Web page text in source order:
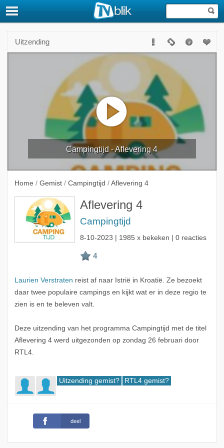
Uitzending
Campingtijd - Aflevering 4
Home / Gemist / Campingtijd / Aflevering 4
Aflevering 4
Campingtijd
8-10-2023 | 1985 x bekeken | 0 reacties
Laurien Verstraten reist af naar Istrië in Kroatië. Ze bezoekt
daar twee populaire campings en kijkt wat er in deze regio te
zien is en te beleven valt.
Deze uitzending van het programma Campingtijd met de titel
Aflevering 4 werd uitgezonden op zondag 26 februari door
RTL4.
Uitzending gemist? RTL4 gemist?
deel